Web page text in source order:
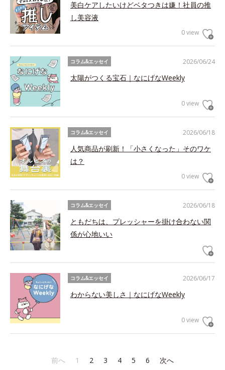
美白ケアしたいけどベタつきは嫌！社員の推
し美容液
0 view
2026/06/24
コラム&エッセイ
太陽がつくる宝石｜なにげなWeekly
0 view
2026/06/18
コラム&エッセイ
人気商品が刷新！「小さくなった」そのワケ
は？
0 view
2026/06/18
コラム&エッセイ
ともだちは、プレッシャーを掛け合わない関
係が心地いい
2026/06/17
コラム&エッセイ
わからない美しさ｜なにげなWeekly
0 view
前へ 1 2 3 4 5 6 次へ